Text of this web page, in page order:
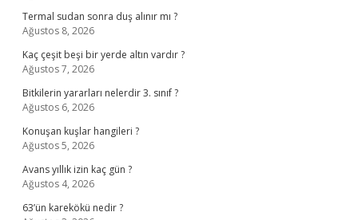
Termal sudan sonra duş alınır mı ?
Ağustos 8, 2026
Kaç çeşit beşi bir yerde altın vardır ?
Ağustos 7, 2026
Bitkilerin yararları nelerdir 3. sınıf ?
Ağustos 6, 2026
Konuşan kuşlar hangileri ?
Ağustos 5, 2026
Avans yıllık izin kaç gün ?
Ağustos 4, 2026
63’ün karekökü nedir ?